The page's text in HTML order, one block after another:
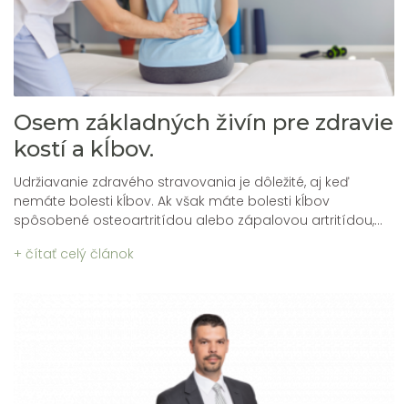
Osem základných živín pre zdravie
kostí a kĺbov.
Udržiavanie zdravého stravovania je dôležité, aj keď
nemáte bolesti kĺbov. Ak však máte bolesti kĺbov
spôsobené osteoartritídou alebo zápalovou artritídou,...
+ čítať celý článok